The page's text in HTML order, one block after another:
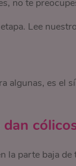
no te
Lee
algunas, es el
dan
la parte baja